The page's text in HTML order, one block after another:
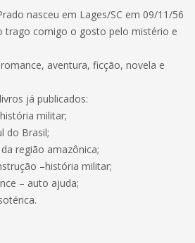
nasceu em Lages/SC em 09/11/56
trago comigo o gosto pelo mistério e
aventura, ficção, novela e
já publicados:
militar;
do Brasil;
região amazônica;
–história militar;
– auto ajuda;